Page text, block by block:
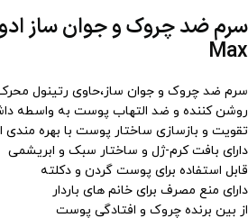
Max
سرم ضد چروک و جوان ساز،حاوی رتینول
روشن ‌کننده و ضد التهاب پوست به واسطه
تقویت و بازسازی ساختار پوست با بهره مندی
دارای بافت کرم-ژل و ساختار سبک و ابریشمی
قابل استفاده برای پوست گردن و دکلته
دارای منع مصرف برای خانم های باردار
از بین برنده چروک و افتادگی پوست